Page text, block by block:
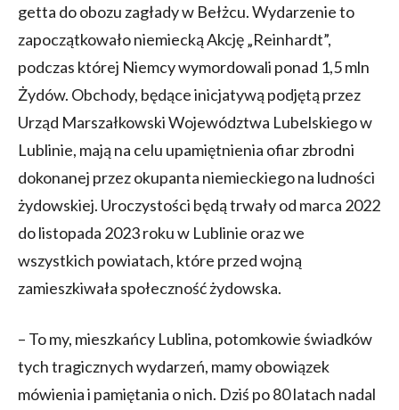
getta do obozu zagłady w Bełżcu. Wydarzenie to
zapoczątkowało niemiecką Akcję „Reinhardt”,
podczas której Niemcy wymordowali ponad 1,5 mln
Żydów. Obchody, będące inicjatywą podjętą przez
Urząd Marszałkowski Województwa Lubelskiego w
Lublinie, mają na celu upamiętnienia ofiar zbrodni
dokonanej przez okupanta niemieckiego na ludności
żydowskiej. Uroczystości będą trwały od marca 2022
do listopada 2023 roku w Lublinie oraz we
wszystkich powiatach, które przed wojną
zamieszkiwała społeczność żydowska.
– To my, mieszkańcy Lublina, potomkowie świadków
tych tragicznych wydarzeń, mamy obowiązek
mówienia i pamiętania o nich. Dziś po 80 latach nadal